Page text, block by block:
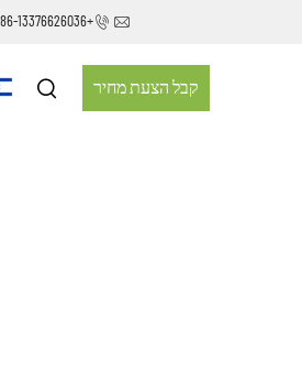
+86-13376626036
קבל הצעת מחיר